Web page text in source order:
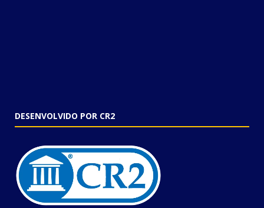
DESENVOLVIDO POR CR2